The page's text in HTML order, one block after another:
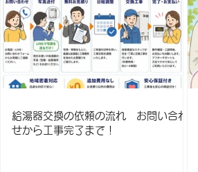
給湯器交換の依頼の流れ お問い合わ
せから工事完了まで！